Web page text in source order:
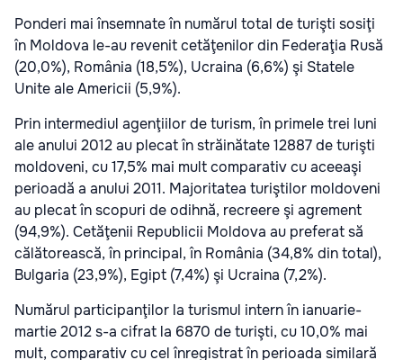
Ponderi mai însemnate în numărul total de turişti sosiţi
în Moldova le-au revenit cetăţenilor din Federaţia Rusă
(20,0%), România (18,5%), Ucraina (6,6%) şi Statele
Unite ale Americii (5,9%).
Prin intermediul agenţiilor de turism, în primele trei luni
ale anului 2012 au plecat în străinătate 12887 de turişti
moldoveni, cu 17,5% mai mult comparativ cu aceeaşi
perioadă a anului 2011. Majoritatea turiştilor moldoveni
au plecat în scopuri de odihnă, recreere şi agrement
(94,9%). Cetăţenii Republicii Moldova au preferat să
călătorească, în principal, în România (34,8% din total),
Bulgaria (23,9%), Egipt (7,4%) şi Ucraina (7,2%).
Numărul participanţilor la turismul intern în ianuarie-
martie 2012 s-a cifrat la 6870 de turişti, cu 10,0% mai
mult, comparativ cu cel înregistrat în perioada similară